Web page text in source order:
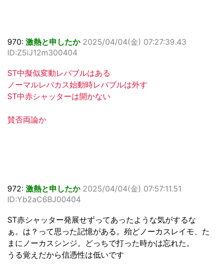
970: 激熱と申したか 2025/04/04(金) 07:27:39.43
ID:Z5iJ12m300404
ST中擬似変動レバブルはある
ノーマルレバカス始動時レバブルは外す
ST中赤シャッターは開かない
賛否両論か
972: 激熱と申したか 2025/04/04(金) 07:57:11.51
ID:Yb2aC6BJ00404
ST赤シャッター発展せずってあったような気がするな
ぁ。は？って思った記憶がある。殆どノーカスレイモ、た
まにノーカスシンジ。どっちで打った時かは忘れた。
うる覚えだから信憑性は低いです